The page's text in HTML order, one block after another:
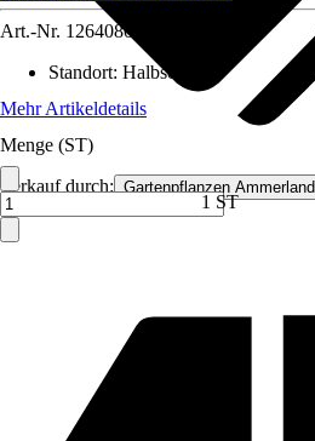
Verkauf durch: Gartenpflanzen Ammerland
Art.-Nr. 12640804
Standort: Halbschatten
Mehr Artikeldetails
Menge (ST)
1 ST